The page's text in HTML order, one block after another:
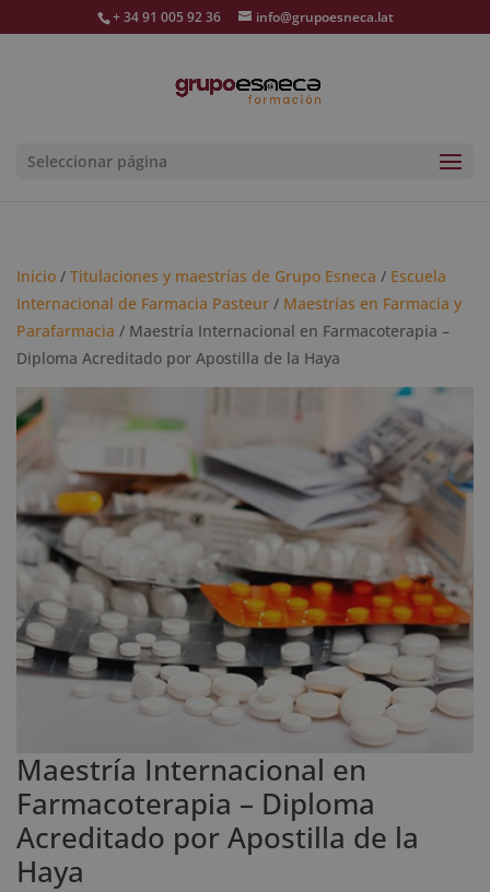
+ 34 91 005 92 36 info@grupoesneca.lat
Seleccionar página
Inicio / Titulaciones y maestrías de Grupo Esneca / Escuela
Internacional de Farmacia Pasteur / Maestrías en Farmacia y
Parafarmacia / Maestría Internacional en Farmacoterapia –
Diploma Acreditado por Apostilla de la Haya
Maestría Internacional en
Farmacoterapia – Diploma
Acreditado por Apostilla de la
Haya